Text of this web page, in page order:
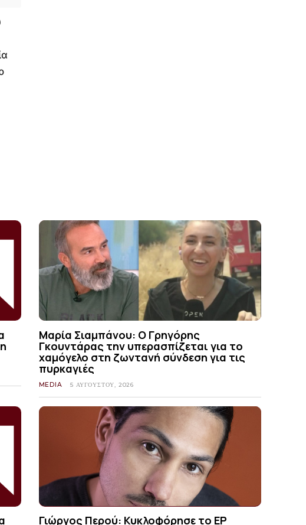
Μαρία Σιαμπάνου: Ο Γρηγόρης
Γκουντάρας την υπερασπίζεται για το
χαμόγελο στη ζωντανή σύνδεση για τις
πυρκαγιές
MEDIA 5 ΑΥΓΟΎΣΤΟΥ, 2026
Γιώργος Περού: Κυκλοφόρησε το EP